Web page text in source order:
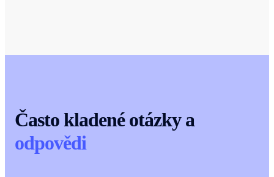
Často kladené otázky a
odpovědi